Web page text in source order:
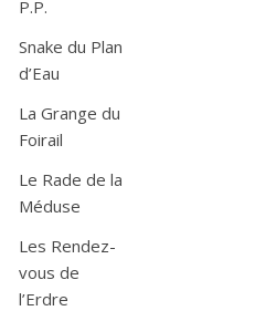
P.P.
Snake du Plan
d’Eau
La Grange du
Foirail
Le Rade de la
Méduse
Les Rendez-
vous de
l’Erdre